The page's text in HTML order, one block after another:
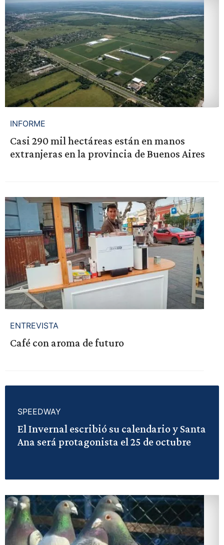
INFORME
Casi 290 mil hectáreas están en manos
extranjeras en la provincia de Buenos Aires
ENTREVISTA
Café con aroma de futuro
SPEEDWAY
El Invernal escribió su calendario y Santa
Ana será protagonista el 25 de octubre